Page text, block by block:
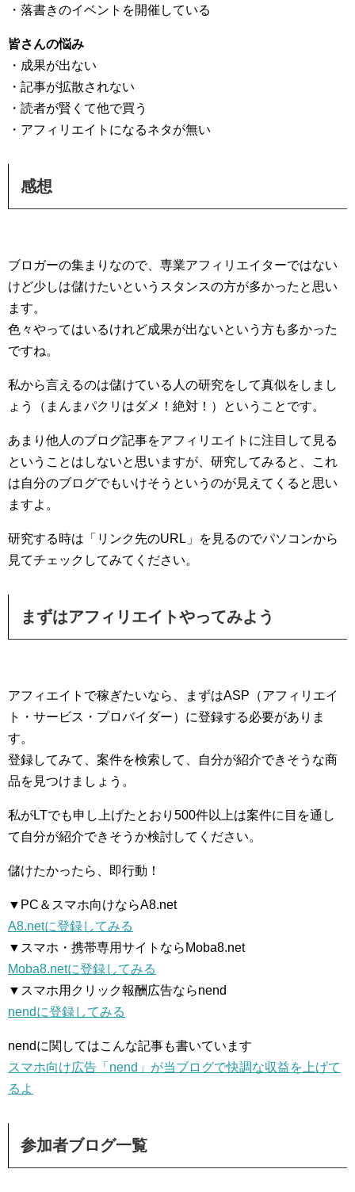
・落書きのイベントを開催している
皆さんの悩み
・成果が出ない
・記事が拡散されない
・読者が賢くて他で買う
・アフィリエイトになるネタが無い
感想
ブロガーの集まりなので、専業アフィリエイターではない
けど少しは儲けたいというスタンスの方が多かったと思い
ます。
色々やってはいるけれど成果が出ないという方も多かった
ですね。
私から言えるのは儲けている人の研究をして真似をしまし
ょう（まんまパクリはダメ！絶対！）ということです。
あまり他人のブログ記事をアフィリエイトに注目して見る
ということはしないと思いますが、研究してみると、これ
は自分のブログでもいけそうというのが見えてくると思い
ますよ。
研究する時は「リンク先のURL」を見るのでパソコンから
見てチェックしてみてください。
まずはアフィリエイトやってみよう
アフィエイトで稼ぎたいなら、まずはASP（アフィリエイ
ト・サービス・プロバイダー）に登録する必要がありま
す。
登録してみて、案件を検索して、自分が紹介できそうな商
品を見つけましょう。
私がLTでも申し上げたとおり500件以上は案件に目を通し
て自分が紹介できそうか検討してください。
儲けたかったら、即行動！
▼PC＆スマホ向けならA8.net
A8.netに登録してみる
▼スマホ・携帯専用サイトならMoba8.net
Moba8.netに登録してみる
▼スマホ用クリック報酬広告ならnend
nendに登録してみる
nendに関してはこんな記事も書いています
スマホ向け広告「nend」が当ブログで快調な収益を上げて
るよ
参加者ブログ一覧